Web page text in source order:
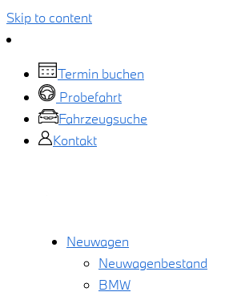
Skip to content
Termin buchen
Probefahrt
Fahrzeugsuche
Kontakt
Neuwagen
Neuwagenbestand
BMW